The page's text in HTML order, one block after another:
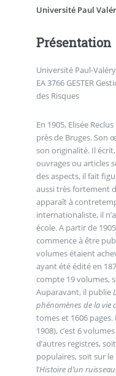
Université Paul
Présentation
Université Paul-
EA 3766 GESTER
des Risques
En 1905, Elisée
près de Bruges. Son
son originalité. Il
ouvrages ou articles
des aspects, il fait
aussi très fortement
apparaît à
internationaliste, il
école. A partir de
commence à être
volumes étaient
ayant été édité en
compte 19 volumes,
Auparavant, il publie
phénomènes de la vie
tomes et 1606 pages.
1908), c’est 6
d’autres registres,
populaires, soit sur
l’Histoire d’un ruisseau